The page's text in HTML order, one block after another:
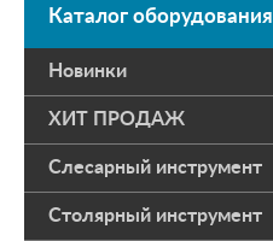
Каталог оборудования
Новинки
ХИТ ПРОДАЖ
Слесарный инструмент
Столярный инструмент